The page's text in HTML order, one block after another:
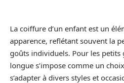
La coiffure d’un enfant est un
apparence, reflétant souvent la
goûts individuels. Pour les petits
longue s’impose comme un
s’adapter à divers styles et